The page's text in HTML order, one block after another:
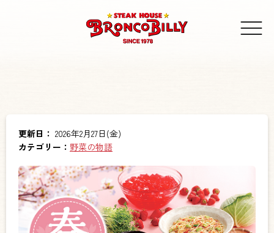
更新日： 2026年2月27日(金)
カテゴリー： 野菜の物語